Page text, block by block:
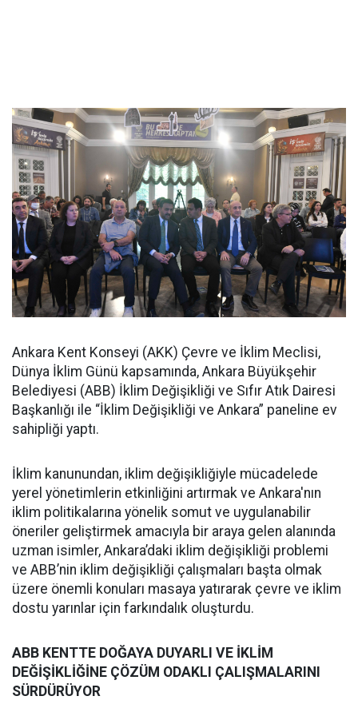
Ankara Kent Konseyi (AKK) Çevre ve İklim Meclisi,
Dünya İklim Günü kapsamında, Ankara Büyükşehir
Belediyesi (ABB) İklim Değişikliği ve Sıfır Atık Dairesi
Başkanlığı ile “İklim Değişikliği ve Ankara” paneline ev
sahipliği yaptı.
İklim kanunundan, iklim değişikliğiyle mücadelede
yerel yönetimlerin etkinliğini artırmak ve Ankara'nın
iklim politikalarına yönelik somut ve uygulanabilir
öneriler geliştirmek amacıyla bir araya gelen alanında
uzman isimler, Ankara’daki iklim değişikliği problemi
ve ABB’nin iklim değişikliği çalışmaları başta olmak
üzere önemli konuları masaya yatırarak çevre ve iklim
dostu yarınlar için farkındalık oluşturdu.
ABB KENTTE DOĞAYA DUYARLI VE İKLİM
DEĞİŞİKLİĞİNE ÇÖZÜM ODAKLI ÇALIŞMALARINI
SÜRDÜRÜYOR